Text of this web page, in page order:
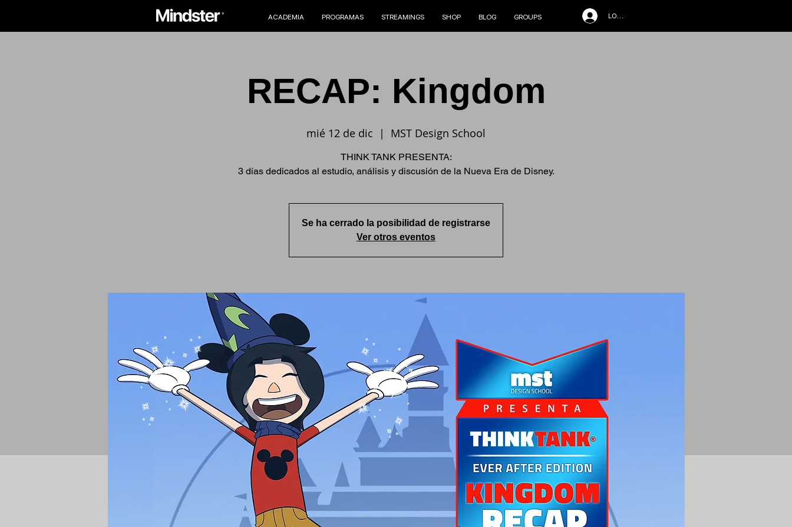
ACADEMIA PROGRAMAS STREAMINGS SHOP BLOG GROUPS LOG IN
RECAP: Kingdom
mié 12 de dic
  |
MST Design School
THINK TANK PRESENTA:
3 días dedicados al estudio, análisis y discusión de la Nueva Era de Disney.
Se ha cerrado la posibilidad de registrarse
Ver otros eventos